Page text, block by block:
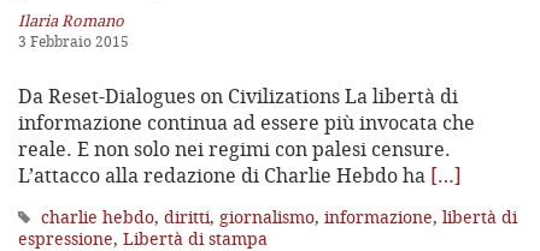
Ilaria Romano
3 Febbraio 2015
Da Reset-Dialogues on Civilizations La libertà di
informazione continua ad essere più invocata che
reale. E non solo nei regimi con palesi censure.
L’attacco alla redazione di Charlie Hebdo ha […]
charlie hebdo, diritti, giornalismo, informazione, libertà di
espressione, Libertà di stampa